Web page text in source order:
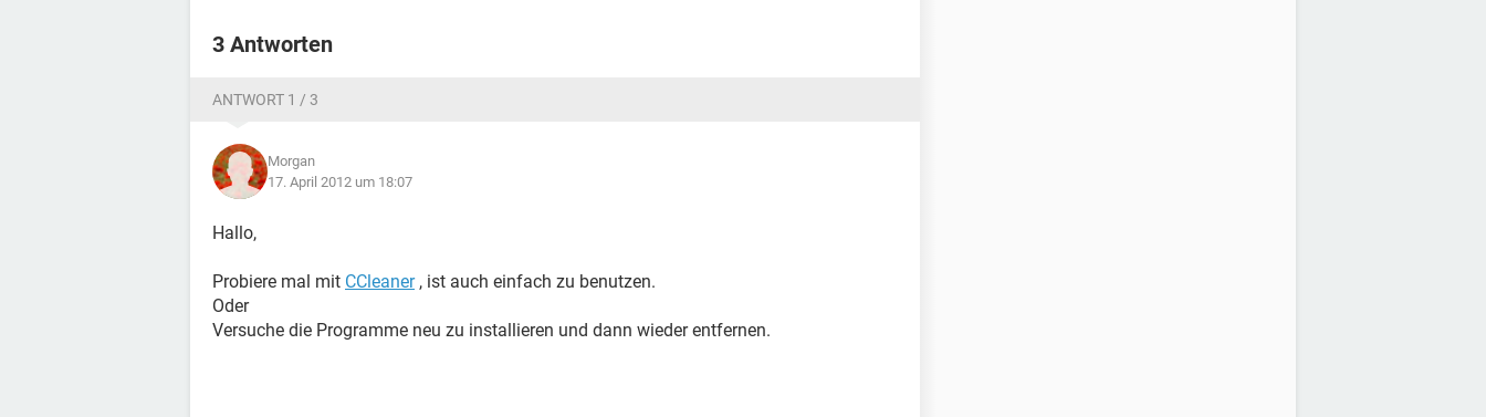
3 Antworten
ANTWORT 1 / 3
Morgan
17. April 2012 um 18:07
Hallo,
Probiere mal mit CCleaner, ist auch einfach zu benutzen.
Oder
Versuche die Programme neu zu installieren und dann wieder entfernen.